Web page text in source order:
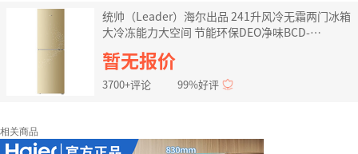
统帅（Leader）海尔出品 241升风冷无霜两门冰箱
大冷冻能力大空间 节能环保DEO净味BCD-
241WLDCN
暂无报价
3700+评论 99%好评
相关商品